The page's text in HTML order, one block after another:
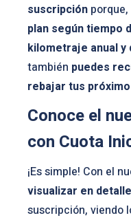
suscripción
plan según tiempo
kilometraje anual y
también puedes
rebajar tus
Conoce el
con Cuota
¡Es simple! Con el
visualizar en
suscripción, viendo